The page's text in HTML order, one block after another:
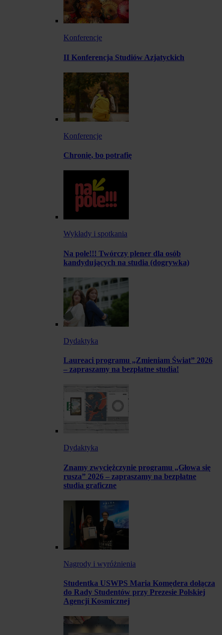
Konferencje
II Konferencja Studiów Azjatyckich
Konferencje
Chronię, bo potrafię
Wykłady i spotkania
Na pole!!! Twórczy plener dla osób
kandydujących na studia (dogrywka)
Dydaktyka
Laureaci programu „Zmieniam Świat” 2026
– zapraszamy na bezpłatne studia!
Dydaktyka
Znamy zwyciężczynie programu „Głowa się
rusza” 2026 – zapraszamy na bezpłatne
studia graficzne
Nagrody i wyróżnienia
Studentka USWPS Maria Komędera dołącza
do Rady Studentów przy Prezesie Polskiej
Agencji Kosmicznej